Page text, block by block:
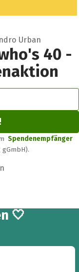
Urban
40 -
Spendenempfänger
🤍